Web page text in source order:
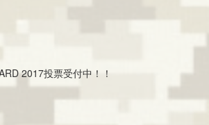
2017投票受付中！！